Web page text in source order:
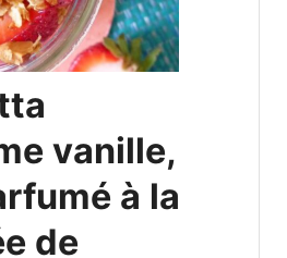
vanille,
à la
de